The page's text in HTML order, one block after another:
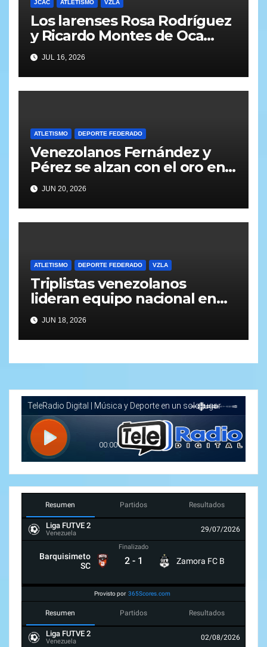
JCAC ATLETISMO VZLA
Los larenses Rosa Rodríguez
y Ricardo Montes de Oca
lideran el atletismo rumbo a
Santo Domingo 2026
JUL 16, 2026
ATLETISMO DEPORTE FEDERADO
Venezolanos Fernández y
Pérez se alzan con el oro en
el I Campeonato
Iberoamericano de Atletismo
Sub-20
JUN 20, 2026
ATLETISMO DEPORTE FEDERADO VZLA
Triplistas venezolanos
lideran equipo nacional en
Lima
JUN 18, 2026
Resumen Partidos Resultados
Liga FUTVE 2
Venezuela 29/07/2026
Barquisimeto
SC
Finalizado
2 - 1 Zamora FC B
Provisto por 365Scores.com
Resumen Partidos Resultados
Liga FUTVE 2
Venezuela 02/08/2026